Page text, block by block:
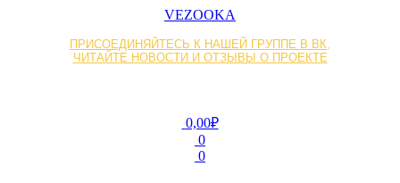
VEZOOKA
ПРИСОЕДИНЯЙТЕСЬ К НАШЕЙ ГРУППЕ В ВК,
ЧИТАЙТЕ НОВОСТИ И ОТЗЫВЫ О ПРОЕКТЕ
0,00₽
0
0